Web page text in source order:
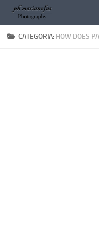
Salta al contenuto
CATEGORIA: HOW DOES